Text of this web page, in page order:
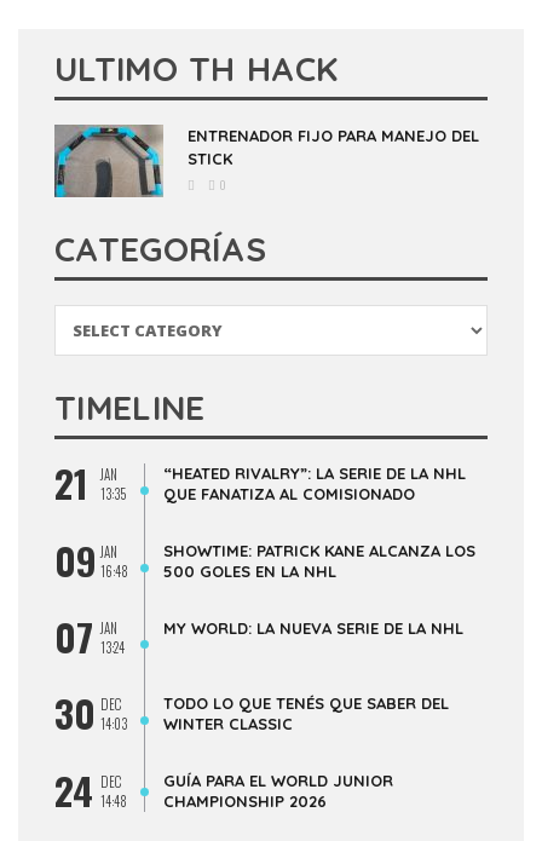
ULTIMO TH HACK
ENTRENADOR FIJO PARA MANEJO DEL
STICK
0
CATEGORÍAS
TIMELINE
21
JAN
13:35
“HEATED RIVALRY”: LA SERIE DE LA NHL
QUE FANATIZA AL COMISIONADO
09 JAN
16:48
SHOWTIME: PATRICK KANE ALCANZA LOS
500 GOLES EN LA NHL
07 JAN
13:24
MY WORLD: LA NUEVA SERIE DE LA NHL
30 DEC
14:03
TODO LO QUE TENÉS QUE SABER DEL
WINTER CLASSIC
24 DEC
14:48
GUÍA PARA EL WORLD JUNIOR
CHAMPIONSHIP 2026